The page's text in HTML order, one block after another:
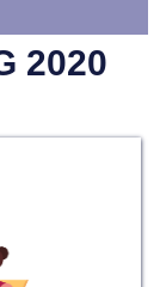
2020